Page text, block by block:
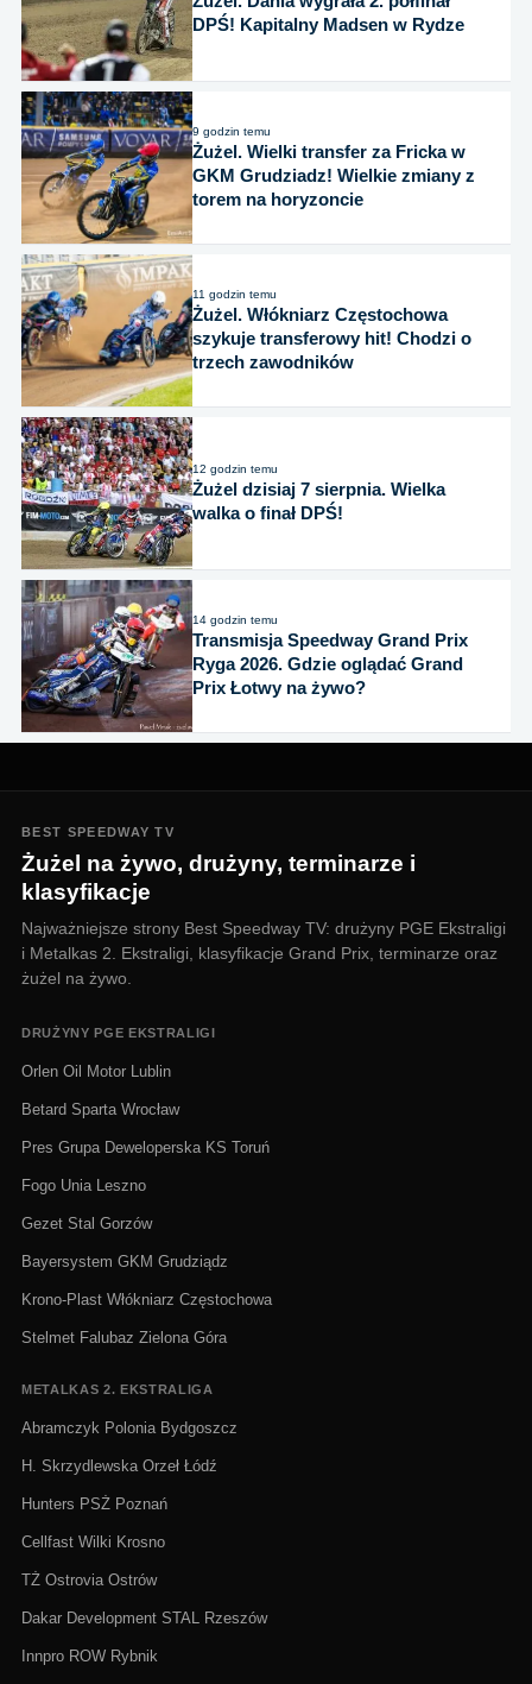
DPŚ! Kapitalny Madsen w Rydze
9 godzin temu
Żużel. Wielki transfer za Fricka w
GKM Grudziadz! Wielkie zmiany z
torem na horyzoncie
11 godzin temu
Żużel. Włókniarz Częstochowa
szykuje transferowy hit! Chodzi o
trzech zawodników
12 godzin temu
Żużel dzisiaj 7 sierpnia. Wielka
walka o finał DPŚ!
14 godzin temu
Transmisja Speedway Grand Prix
Ryga 2026. Gdzie oglądać Grand
Prix Łotwy na żywo?
BEST SPEEDWAY TV
Żużel na żywo, drużyny, terminarze i
klasyfikacje
Najważniejsze strony Best Speedway TV: drużyny PGE Ekstraligi
i Metalkas 2. Ekstraligi, klasyfikacje Grand Prix, terminarze oraz
żużel na żywo.
DRUŻYNY PGE EKSTRALIGI
Orlen Oil Motor Lublin
Betard Sparta Wrocław
Pres Grupa Deweloperska KS Toruń
Fogo Unia Leszno
Gezet Stal Gorzów
Bayersystem GKM Grudziądz
Krono-Plast Włókniarz Częstochowa
Stelmet Falubaz Zielona Góra
METALKAS 2. EKSTRALIGA
Abramczyk Polonia Bydgoszcz
H. Skrzydlewska Orzeł Łódź
Hunters PSŻ Poznań
Cellfast Wilki Krosno
TŻ Ostrovia Ostrów
Dakar Development STAL Rzeszów
Innpro ROW Rybnik